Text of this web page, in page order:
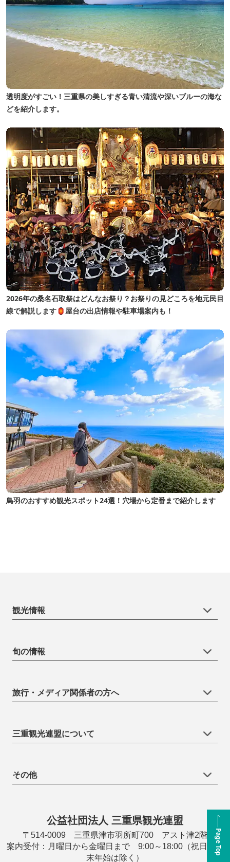
透明度がすごい！三重県の美しすぎる青い清流や深いブルーの海な
どを紹介します。
2026年の桑名石取祭はどんなお祭り？お祭りの見どころを地元民目
線で解説します🏮屋台の出店情報や駐車場案内も！
鳥羽のおすすめ観光スポット24選！穴場から定番まで紹介します
Page Top
観光情報
旬の情報
旅行・メディア関係者の方へ
三重観光連盟について
その他
公益社団法人 三重県観光連盟
〒514-0009 三重県津市羽所町700 アスト津2階
案内受付：月曜日から金曜日まで 9:00～18:00（祝日・年
末年始は除く）